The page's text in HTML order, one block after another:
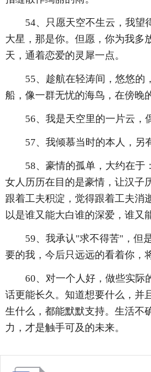
54、只愿天空不生云，我望
大星，那是你。但愿，你为我多
天，通着恋爱的灵犀一点。
55、趁航在轻涛间，悠悠的
船，像一群无忧的海鸟，在傍晚
56、我是天空里的一片云，
57、我倾慕当时的本人，另
58、豪情的孤单，大约在于
女人历历在目的是豪情，让汉子
跟着工夫积淀，觉得跟着工夫消
以是谁又能大白谁的深爱，谁又
59、我承认"求不得苦"，但
要的我，今后只远远的看着你，
60、对一个人好，做些实际
话更能长久。知道想要什么，并
生什么，都能默默支持。生活不
力，才是触手可及的未来。